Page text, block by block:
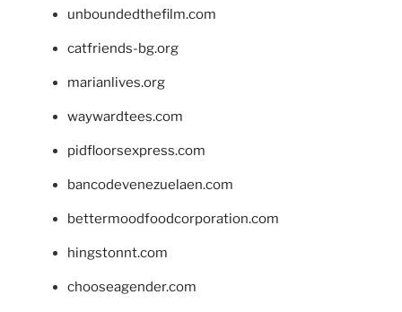
unboundedthefilm.com
catfriends-bg.org
marianlives.org
waywardtees.com
pidfloorsexpress.com
bancodevenezuelaen.com
bettermoodfoodcorporation.com
hingstonnt.com
chooseagender.com